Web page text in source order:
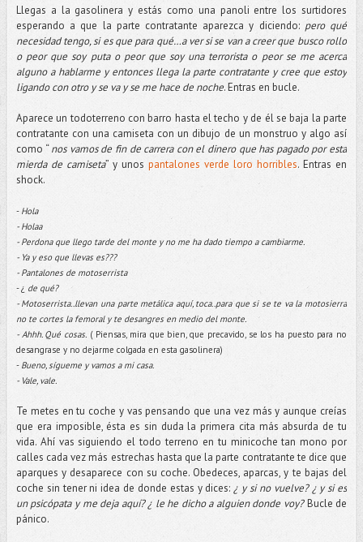
Llegas a la gasolinera y estás como una panoli entre los surtidores
esperando a que la parte contratante aparezca y diciendo: pero qué
necesidad tengo, si es que para qué…a ver si se van a creer que busco rollo
o peor que soy puta o peor que soy una terrorista o peor se me acerca
alguno a hablarme y entonces llega la parte contratante y cree que estoy
ligando con otro y se va y se me hace de noche. Entras en bucle.
Aparece un todoterreno con barro hasta el techo y de él se baja la parte
contratante con una camiseta con un dibujo de un monstruo y algo así
como “nos vamos de fin de carrera con el dinero que has pagado por esta
mierda de camiseta” y unos pantalones verde loro horribles. Entras en
shock.
- Hola
- Holaa
- Perdona que llego tarde del monte y no me ha dado tiempo a cambiarme.
- Ya y eso que llevas es???
- Pantalones de motoserrista
- ¿ de qué?
- Motoserrista..llevan una parte metálica aquí, toca..para que si se te va la motosierra
no te cortes la femoral y te desangres en medio del monte.
- Ahhh. Qué cosas. ( Piensas, mira que bien, que precavido, se los ha puesto para no
desangrase y no dejarme colgada en esta gasolinera)
- Bueno, sígueme y vamos a mi casa.
- Vale, vale.
Te metes en tu coche y vas pensando que una vez más y aunque creías
que era imposible, ésta es sin duda la primera cita más absurda de tu
vida. Ahí vas siguiendo el todo terreno en tu minicoche tan mono por
calles cada vez más estrechas hasta que la parte contratante te dice que
aparques y desaparece con su coche. Obedeces, aparcas, y te bajas del
coche sin tener ni idea de donde estas y dices:¿ y si no vuelve? ¿ y si es
un psicópata y me deja aquí? ¿ le he dicho a alguien donde voy?Bucle de
pánico.